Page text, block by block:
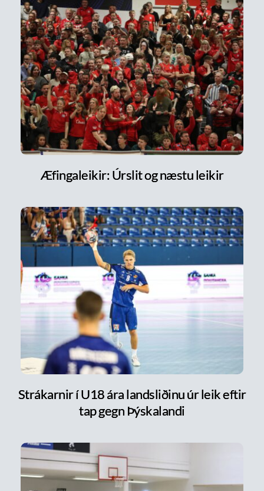
Æfingaleikir: Úrslit og næstu leikir
Strákarnir í U18 ára landsliðinu úr leik eftir
tap gegn Þýskalandi